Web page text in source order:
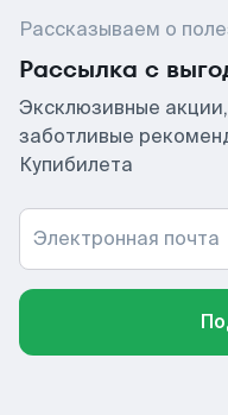
Рассказываем о
Рассылка с
Эксклюзивные
заботливые
Купибилета
Электронная почта